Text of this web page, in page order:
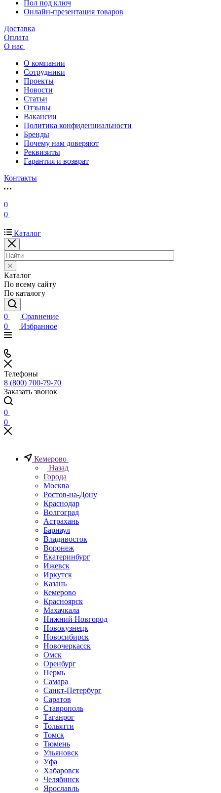
Пол под ключ
Онлайн-презентация товаров
Доставка
Оплата
О нас
О компании
Сотрудники
Проекты
Новости
Статьи
Отзывы
Вакансии
Политика конфиденциальности
Бренды
Почему нам доверяют
Реквизиты
Гарантия и возврат
Контакты
0
0
Каталог
Каталог
По всему сайту
По каталогу
0
Сравнение
0
Избранное
Телефоны
8 (800) 700-79-70
Заказать звонок
0
0
Кемерово
Назад
Города
Москва
Ростов-на-Дону
Краснодар
Волгоград
Астрахань
Барнаул
Владивосток
Воронеж
Екатеринбург
Ижевск
Иркутск
Казань
Кемерово
Красноярск
Махачкала
Нижний Новгород
Новокузнецк
Новосибирск
Новочеркаcск
Омск
Оренбург
Пермь
Самара
Санкт-Петербург
Саратов
Ставрополь
Таганрог
Тольятти
Томск
Тюмень
Ульяновск
Уфа
Хабаровск
Челябинск
Ярославль